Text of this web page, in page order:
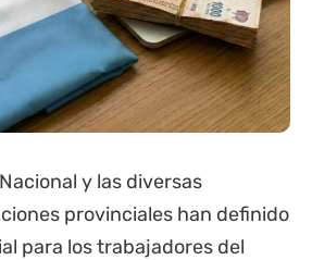
y las diversas
provinciales han definido
para los trabajadores del